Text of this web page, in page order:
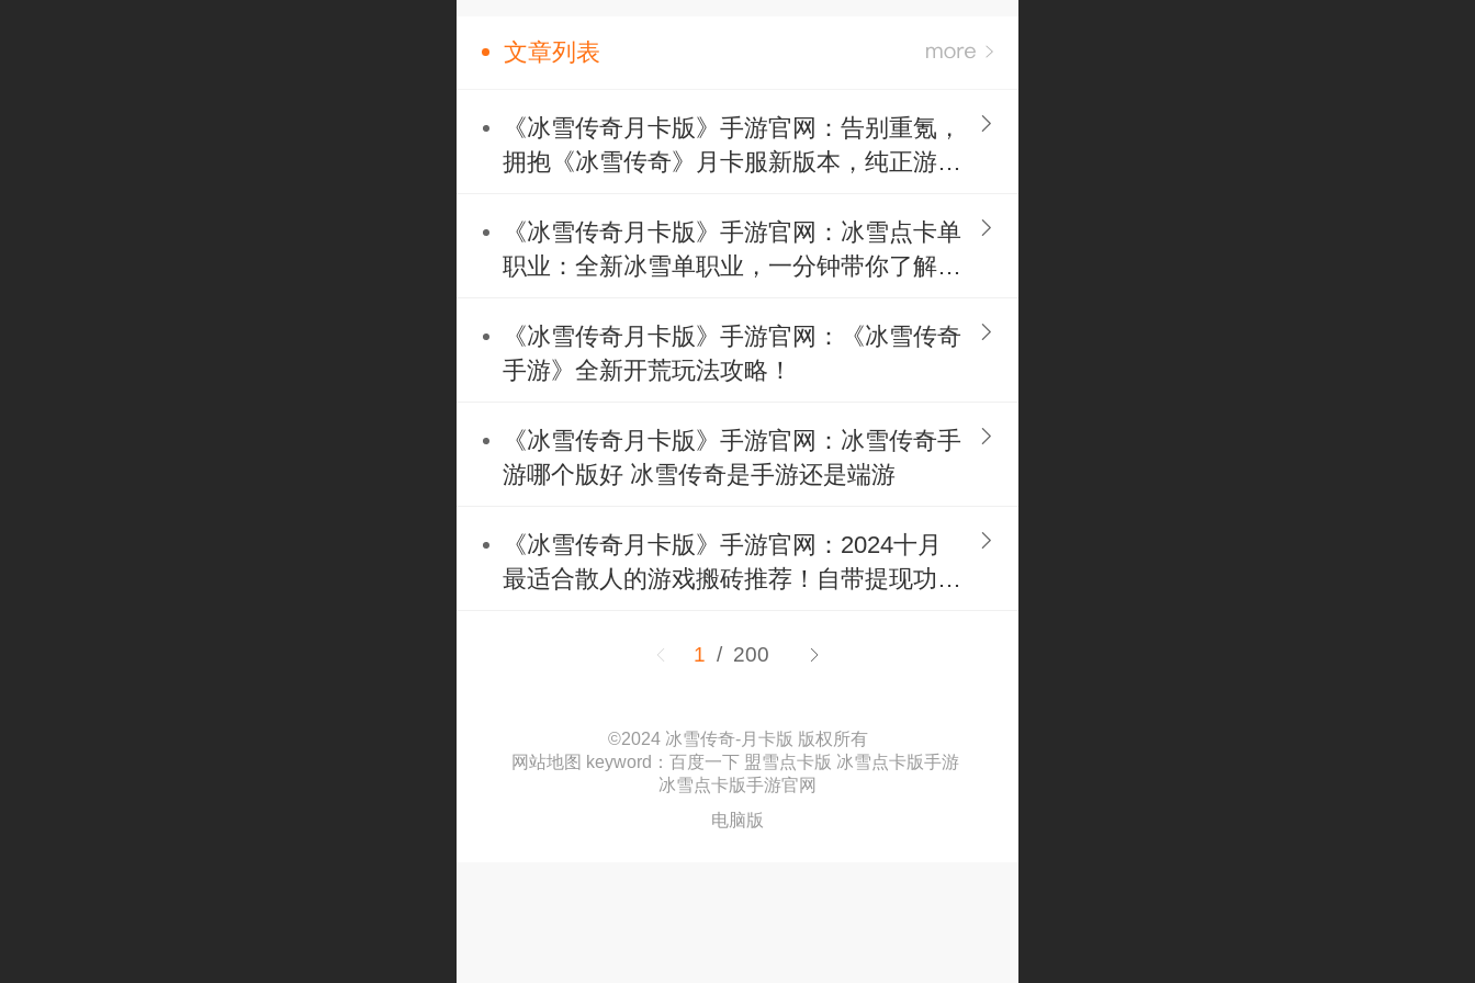
文章列表
《冰雪传奇月卡版》手游官网：告别重氪，
拥抱《冰雪传奇》月卡服新版本，纯正游
《冰雪传奇月卡版》手游官网：冰雪点卡单
职业：全新冰雪单职业，一分钟带你了解新
《冰雪传奇月卡版》手游官网：《冰雪传奇
手游》全新开荒玩法攻略！
《冰雪传奇月卡版》手游官网：冰雪传奇手
游哪个版好 冰雪传奇是手游还是端游
《冰雪传奇月卡版》手游官网：2024十月
最适合散人的游戏搬砖推荐！自带提现功
1 / 200
©2024 冰雪传奇-月卡版 版权所有
网站地图 keyword： 百度一下 盟雪点卡版 冰雪点卡版手游
冰雪点卡版手游官网
电脑版